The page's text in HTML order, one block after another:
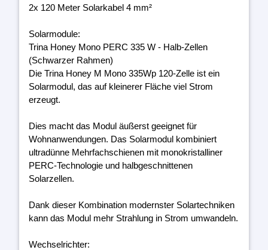
2x 120 Meter Solarkabel 4 mm²
Solarmodule:
Trina Honey Mono PERC 335 W - Halb-Zellen
(Schwarzer Rahmen)
Die Trina Honey M Mono 335Wp 120-Zelle ist ein
Solarmodul, das auf kleinerer Fläche viel Strom
erzeugt.
Dies macht das Modul äußerst geeignet für
Wohnanwendungen. Das Solarmodul kombiniert
ultradünne Mehrfachschienen mit monokristalliner
PERC-Technologie und halbgeschnittenen
Solarzellen.
Dank dieser Kombination modernster Solartechniken
kann das Modul mehr Strahlung in Strom umwandeln.
Wechselrichter: